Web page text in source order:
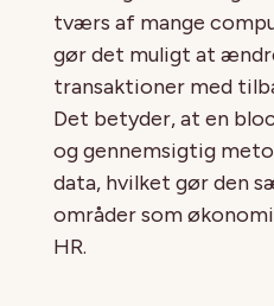
tværs af mange
gør det muligt at
transaktioner med
Det betyder, at en
og gennemsigtig
data, hvilket gør den
områder som
HR.